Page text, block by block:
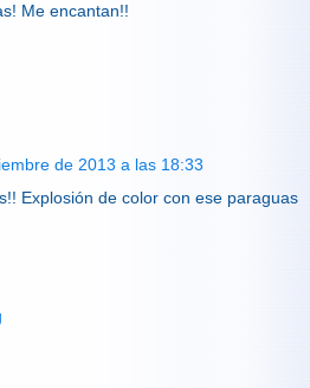
Me encantan!!
de 2013 a las 18:33
Explosión de color con ese paraguas